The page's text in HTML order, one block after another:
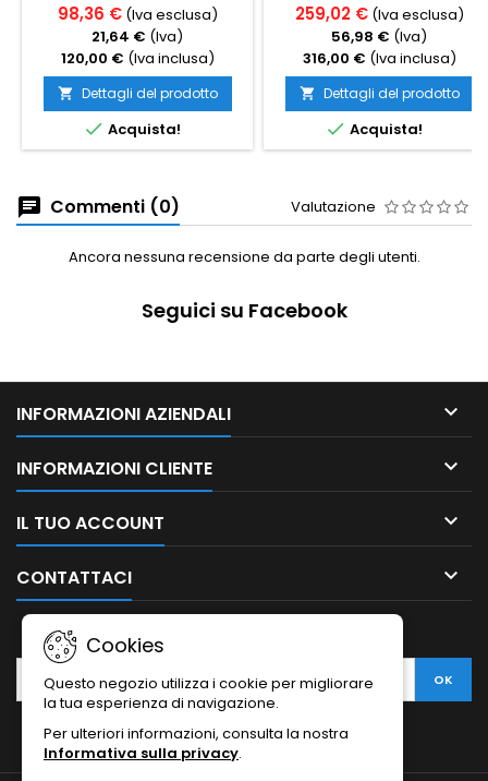
98,36 € (Iva esclusa)
21,64 € (Iva)
120,00 € (Iva inclusa)
 Dettagli del prodotto
 Acquista!
259,02 € (Iva esclusa)
56,98 € (Iva)
316,00 € (Iva inclusa)
 Dettagli del prodotto
 Acquista!
Commenti (0) Valutazione
Ancora nessuna recensione da parte degli utenti.
Seguici su Facebook
INFORMAZIONI AZIENDALI 
INFORMAZIONI CLIENTE 
IL TUO ACCOUNT 
CONTATTACI 
Cookies
Questo negozio utilizza i cookie per migliorare
la tua esperienza di navigazione.
Per ulteriori informazioni, consulta la nostra
Informativa sulla privacy.